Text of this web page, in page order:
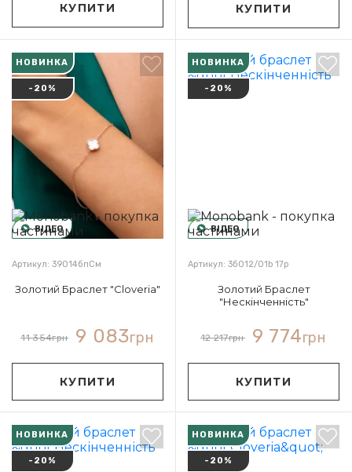
КУПИТИ КУПИТИ
НОВИНКА
-20%
ВІДЕО
Артикул: 39014бпСм
Золотий Браслет "Cloveria"
11 354грн 9 083грн
КУПИТИ
НОВИНКА
-20%
ВІДЕО
Артикул: 3б012/01b 17р
Золотий Браслет
"Нескінченність"
12 217грн 9 774грн
КУПИТИ
НОВИНКА
-20%
НОВИНКА
-20%